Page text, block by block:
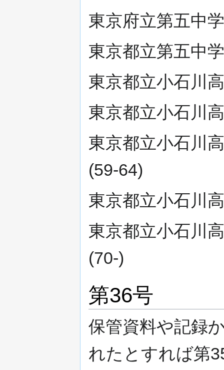
東京府立第五中
東京都立第五中
東京都立小石川
東京都立小石川
東京都立小石川
(59-64)
東京都立小石川
東京都立小石川
(70-)
第36号
保管資料や記録
れたとすれば第